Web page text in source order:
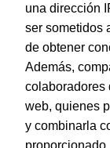
©
una dirección
ser sometidos
de obtener
Además,
colaboradores
web, quienes
y combinarla
proporcionado.